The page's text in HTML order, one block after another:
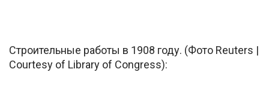
Строительные работы в 1908 году. (Фото Reuters |
Courtesy of Library of Congress):